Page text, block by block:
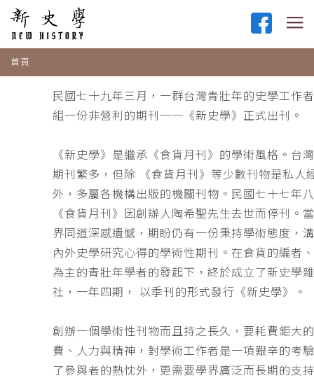
首頁
民國七十九年三月，一群台灣青壯年的史學工作
組一份非營利的期刊──《新史學》正式出刊。
《新史學》是繼承《食貨月刊》的學術風格。台
期刊繁多，但除 《食貨月刊》等少數刊物是私人
外，多屬各機構出版的機關刊物。民國七十七年
《食貨月刊》因創辦人陶希聖先生去世而停刊。
界同道深感遺憾，期盼仍有一份秉持學術態度，
內外史學研究心得的學術性期刊。在食貨的編者
為主的青壯年學者的發起下，終於成立了新史學
社，一年四期， 以季刊的形式發行《新史學》。
創辦一個學術性刊物而且持之長久，要耗費鉅大
費、人力與精神，對學術工作者是一項艱辛的考
了參與者的熱忱外，更需要學界廣泛而長期的支